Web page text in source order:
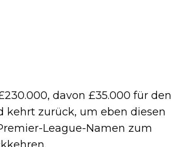
davon £35.000 für den
kehrt zurück, um eben diesen
League-Namen zum